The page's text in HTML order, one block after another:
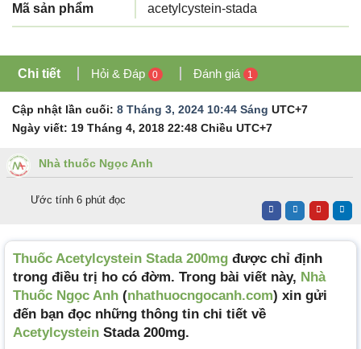
Mã sản phẩm acetylcystein-stada
Chi tiết Hỏi & Đáp 0 Đánh giá 1
Cập nhật lần cuối: 8 Tháng 3, 2024 10:44 Sáng UTC+7
Ngày viết: 19 Tháng 4, 2018 22:48 Chiều UTC+7
Nhà thuốc Ngọc Anh
Ước tính 6 phút đọc
Thuốc Acetylcystein Stada 200mg được chỉ định
trong điều trị ho có đờm. Trong bài viết này, Nhà
Thuốc Ngọc Anh (nhathuocngocanh.com) xin gửi
đến bạn đọc những thông tin chi tiết về
Acetylcystein Stada 200mg.